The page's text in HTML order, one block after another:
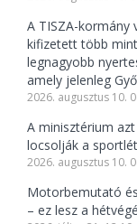
A TISZA-kormány
kifizetett több
legnagyobb
amely jelenleg
2026. augusztus 10.
A minisztérium
locsolják a
2026. augusztus 10.
Motorbemutató
– ez lesz a